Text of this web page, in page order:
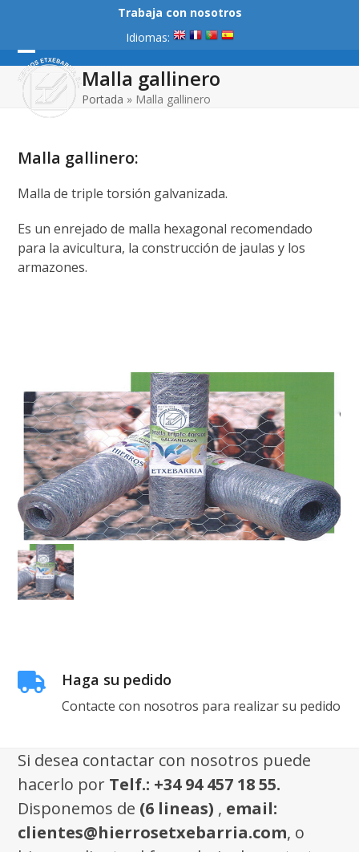
content
Trabaja con nosotros
Idiomas:
Open
mobile
menu
Close
mobile
menu
Malla gallinero
Portada » Malla gallinero
Malla gallinero:
Malla de triple torsión galvanizada.
Es un enrejado de malla hexagonal recomendado
para la avicultura, la construcción de jaulas y los
armazones.
Haga su pedido
Contacte con nosotros para realizar su pedido
Si desea contactar con nosotros puede
hacerlo por Telf.: +34 94 457 18 55.
Disponemos de (6 lineas) , email:
clientes@hierrosetxebarria.com, o